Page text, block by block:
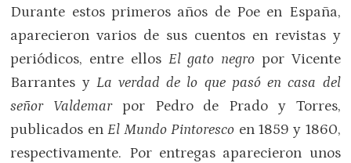
Durante estos primeros años de Poe en España,
aparecieron varios de sus cuentos en revistas y
periódicos, entre ellos El gato negro por Vicente
Barrantes y La verdad de lo que pasó en casa del
señor Valdemar por Pedro de Prado y Torres,
publicados en El Mundo Pintoresco en 1859 y 1860,
respectivamente. Por entregas aparecieron unos